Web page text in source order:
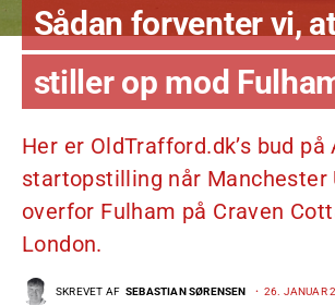
Sådan forventer vi,
stiller op mod
Her er OldTrafford.dk’s bud
startopstilling når Manchester
overfor Fulham på Craven
London.
SKREVET AF SEBASTIAN SØRENSEN 26. JANUAR